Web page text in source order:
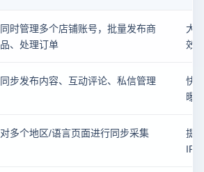
同时管理多个店铺账号，批量发布商
品、处理订单
大
效
同步发布内容、互动评论、私信管理
快
曝
对多个地区/语言页面进行同步采集
提
IP